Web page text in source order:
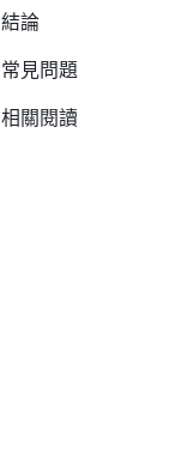
結論
常見問題
相關閱讀